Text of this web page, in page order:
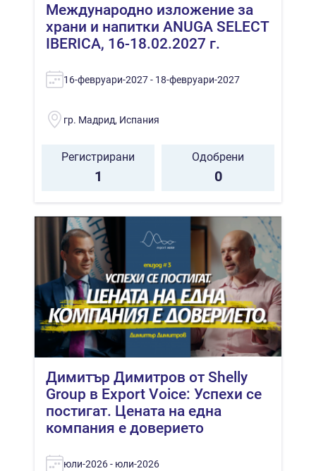
Международно изложение за
храни и напитки ANUGA SELECT
IBERICA, 16-18.02.2027 г.
16-февруари-2027 - 18-февруари-2027
гр. Мадрид, Испания
Регистрирани
1
Одобрени
0
Димитър Димитров от Shelly
Group в Export Voice: Успехи се
постигат. Цената на една
компания е доверието
юли-2026 - юли-2026